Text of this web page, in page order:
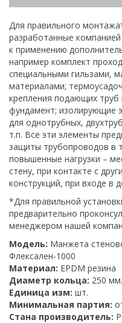
Для правильного
разработанные
к применению
например комплект
специальными гильзами,
материалами;
крепления подающих труб
фундамент; изолирующие
для однотрубных,
т.п. Все эти элементы
защиты трубопроводов в
повышенные нагрузки –
стену, при контакте с
конструкций, при входе в
*Для правильной
предварительно
менеджером нашей
Модель: Манжета
Флексален-1000
Материал: EPDM резина
Диаметр кольца: 250 мм.
Единица изм: шт.
Минимальная партия:
Стана производитель: